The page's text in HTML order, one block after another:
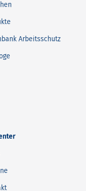
Arbeitsschutz